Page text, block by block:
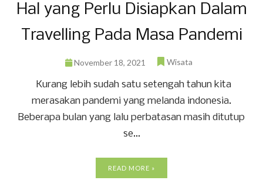
Hal yang Perlu Disiapkan Dalam
Travelling Pada Masa Pandemi
November 18, 2021 Wisata
Kurang lebih sudah satu setengah tahun kita
merasakan pandemi yang melanda indonesia.
Beberapa bulan yang lalu perbatasan masih ditutup
se...
READ MORE »